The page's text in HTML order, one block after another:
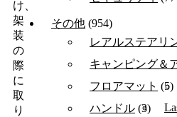
け、
架
装
の
際
に
取
り
その他 (954)
レアルステアリ
キャンピング＆
フロアマット (5)
ハンドル (3)